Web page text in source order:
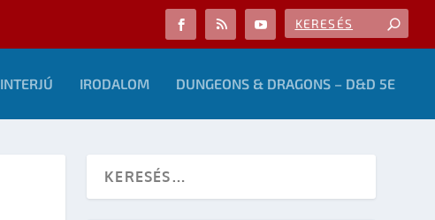
INTERJÚ IRODALOM DUNGEONS & DRAGONS – D&D 5E